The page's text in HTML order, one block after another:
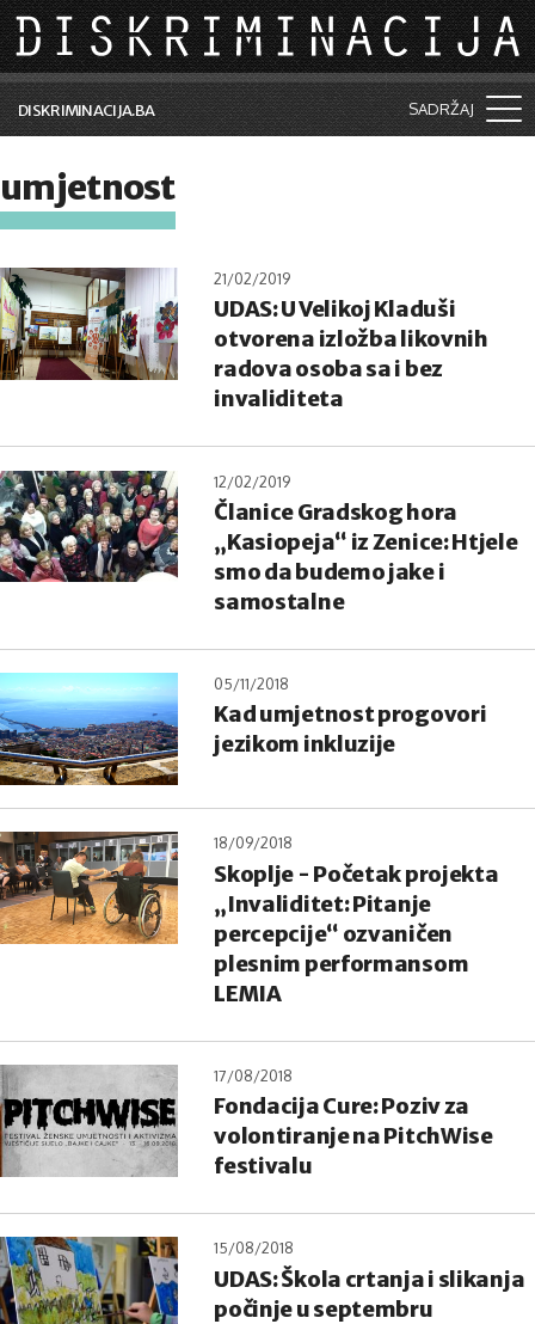
Skip to main content
DISKRIMINACIJA.BA SADRŽAJ
Vijesti i događaji
Kolumne
Lične priče
Saradnja sa medijima
umjetnost
21/02/2019
UDAS: U Velikoj Kladuši
otvorena izložba likovnih
radova osoba sa i bez
invaliditeta
12/02/2019
Članice Gradskog hora
„Kasiopeja“ iz Zenice: Htjele
smo da budemo jake i
samostalne
05/11/2018
Kad umjetnost progovori
jezikom inkluzije
18/09/2018
Skoplje - Početak projekta
„Invaliditet: Pitanje
percepcije“ ozvaničen
plesnim performansom
LEMIA
17/08/2018
Fondacija Cure: Poziv za
volontiranje na PitchWise
festivalu
15/08/2018
UDAS: Škola crtanja i slikanja
počinje u septembru